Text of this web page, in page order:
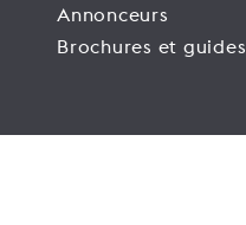
Annonceurs
Brochures et guides